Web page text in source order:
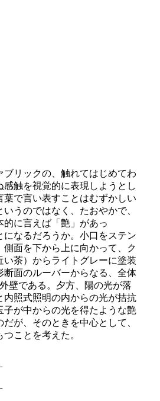
ブリックの、触れてはじめてわ
感触を視覚的に表現しようとし
葉で言い表すことはむずかしい
うのではなく、たおやかで、
的に言えば「艶」があっ
なるだろうか。小口をステン
側面を下から上に向かって、ク
い茶）からライトグレーに塗装
断面のルーバーからなる、全体
壁である。夕方、陽の光が落
内照式照明の内からの光が拮抗
子が中からの光を得たような艶
が、そのときを中心として、
ことを考えた。